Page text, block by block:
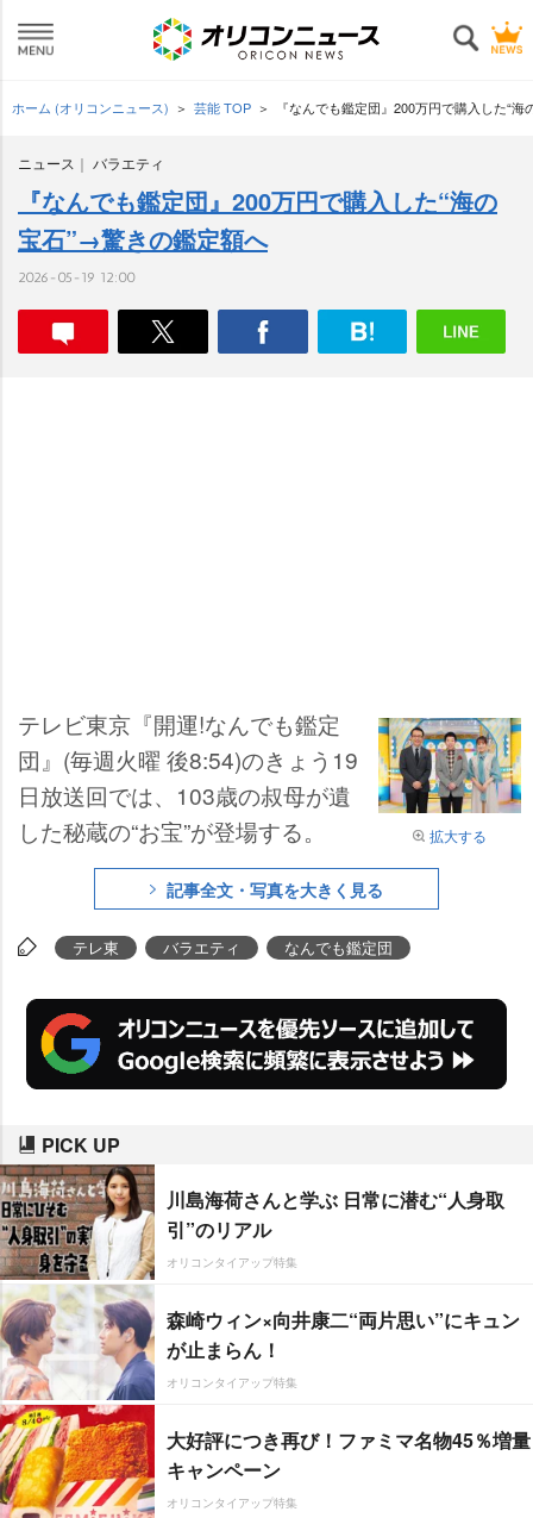
ホーム (オリコンニュース) 芸能 TOP 『なんでも鑑定団』200万円で購入した“
ニュース バラエティ
『なんでも鑑定団』200万円で購入した“海の
宝石”→驚きの鑑定額へ
2026-05-19 12:00
拡大する
テレビ東京『開運!なんでも鑑定
団』(毎週火曜 後8:54)のきょう19
日放送回では、103歳の叔母が
した秘蔵の“お宝”が登場する。
記事全文・写真を大きく見る
テレ東 バラエティ なんでも鑑定団
PICK UP
川島海荷さんと学ぶ 日常に潜む“人身取
引”のリアル
オリコンタイアップ特集
森崎ウィン×向井康二“両片思い”にキュン
が止まらん！
オリコンタイアップ特集
大好評につき再び！ファミマ名物45％増量
キャンペーン
オリコンタイアップ特集